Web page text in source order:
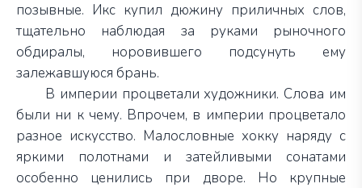
позывные. Икс купил дюжину приличных слов,
тщательно наблюдая за руками рыночного
обдиралы, норовившего подсунуть ему
залежавшуюся брань.
В империи процветали художники. Слова им
были ни к чему. Впрочем, в империи процветало
разное искусство. Малословные хокку наряду с
яркими полотнами и затейливыми сонатами
особенно ценились при дворе. Но крупные